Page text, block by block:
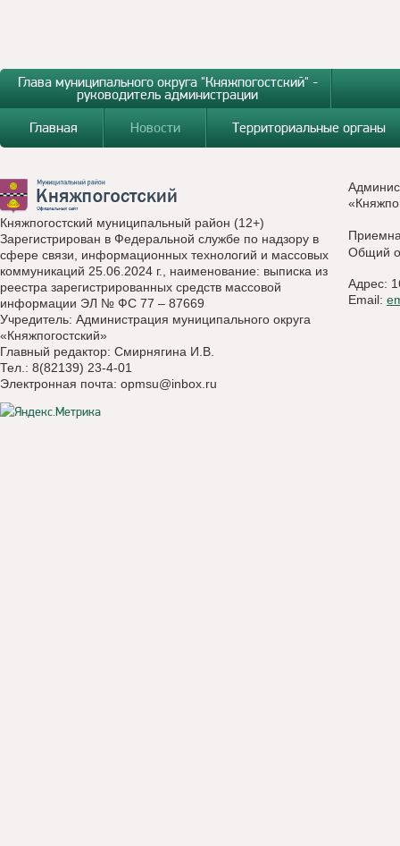
Глава муниципального округа "Княжпогостский" -
руководитель администрации
Главная
Новости Территориальные органы
Княжпогостский муниципальный район (12+)
Зарегистрирован в Федеральной службе по надзору в
сфере связи, информационных технологий и массовых
коммуникаций 25.06.2024 г., наименование: выписка из
реестра зарегистрированных средств массовой
информации ЭЛ № ФС 77 – 87669
Учредитель: Администрация муниципального округа
«Княжпогостский»
Главный редактор: Смирнягина И.В.
Тел.: 8(82139) 23-4-01
Электронная почта: opmsu@inbox.ru
Общий
Адрес:
Email: